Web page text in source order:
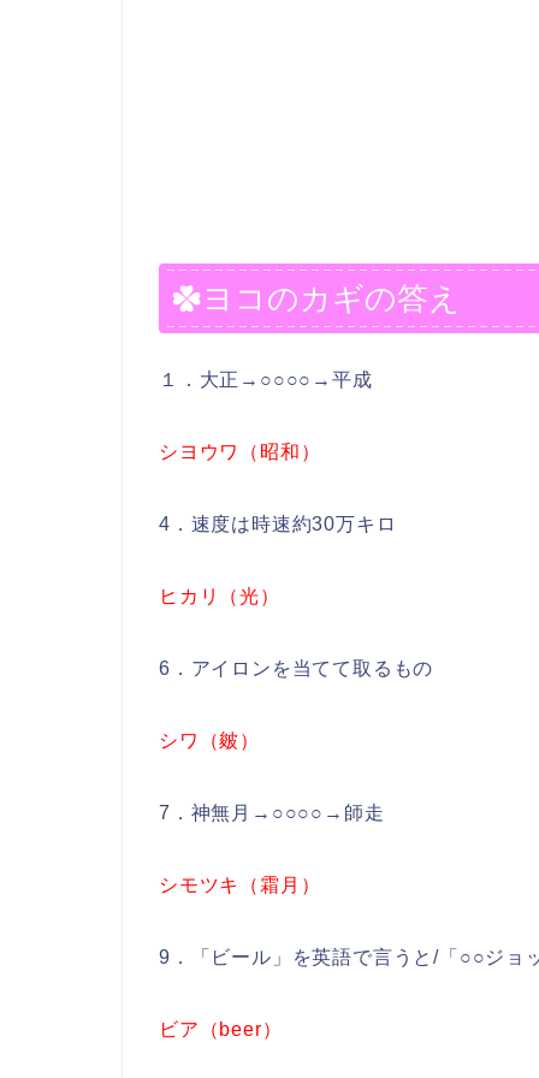
ヨコのカギの答え
１．大正→○○○○→平成
シヨウワ（昭和）
4．速度は時速約30万キロ
ヒカリ（光）
6．アイロンを当てて取るもの
シワ（皴）
7．神無月→○○○○→師走
シモツキ（霜月）
9．「ビール」を英語で言うと/「○○ジョ
ビア（beer）